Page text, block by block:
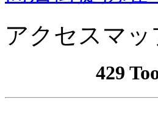
アクセスマッ